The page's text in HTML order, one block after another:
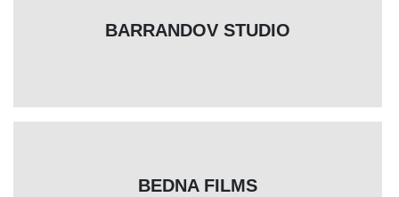
BARRANDOV STUDIO
BEDNA FILMS